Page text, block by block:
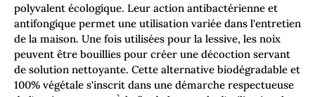
polyvalent écologique. Leur action antibactérienne et
antifongique permet une utilisation variée dans l'entretien
de la maison. Une fois utilisées pour la lessive, les noix
peuvent être bouillies pour créer une décoction servant
de solution nettoyante. Cette alternative biodégradable et
100% végétale s'inscrit dans une démarche respectueuse